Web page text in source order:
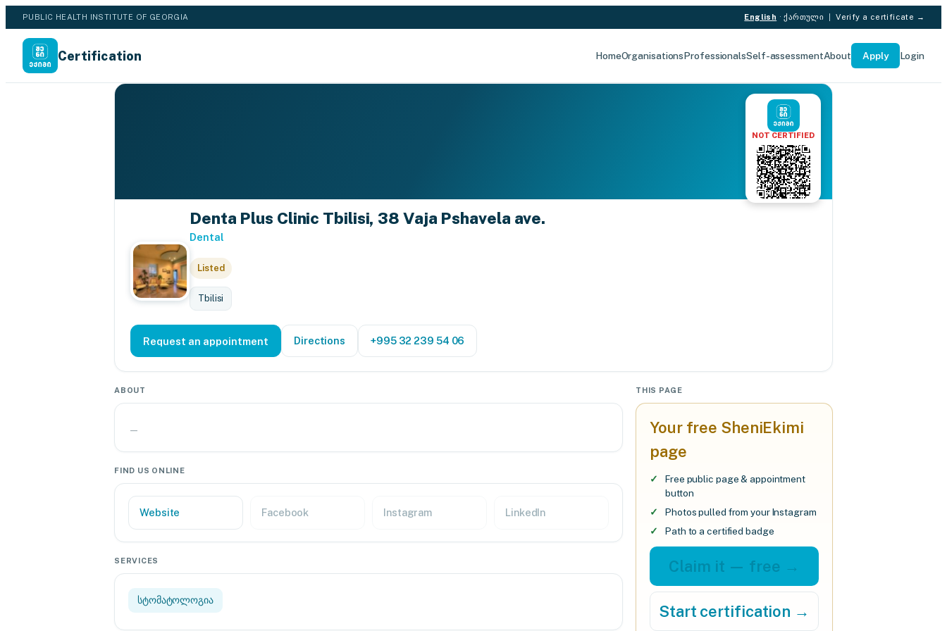
PUBLIC HEALTH INSTITUTE OF GEORGIA English ·ქართული |Verify a certificate →
Certification HomeOrganisationsProfessionalsSelf-assessmentAbout Apply Login
NOT CERTIFIED
Denta Plus Clinic Tbilisi, 38 Vaja Pshavela ave.
Dental
Listed
Tbilisi
Request an appointment Directions +995 32 239 54 06
ABOUT
—
FIND US ONLINE
Website Facebook Instagram LinkedIn
SERVICES
სტომატოლოგია
THIS PAGE
Your free SheniEkimi
page
Free public page & appointment
button
Photos pulled from your Instagram
Path to a certified badge
Claim it — free →
Start certification →